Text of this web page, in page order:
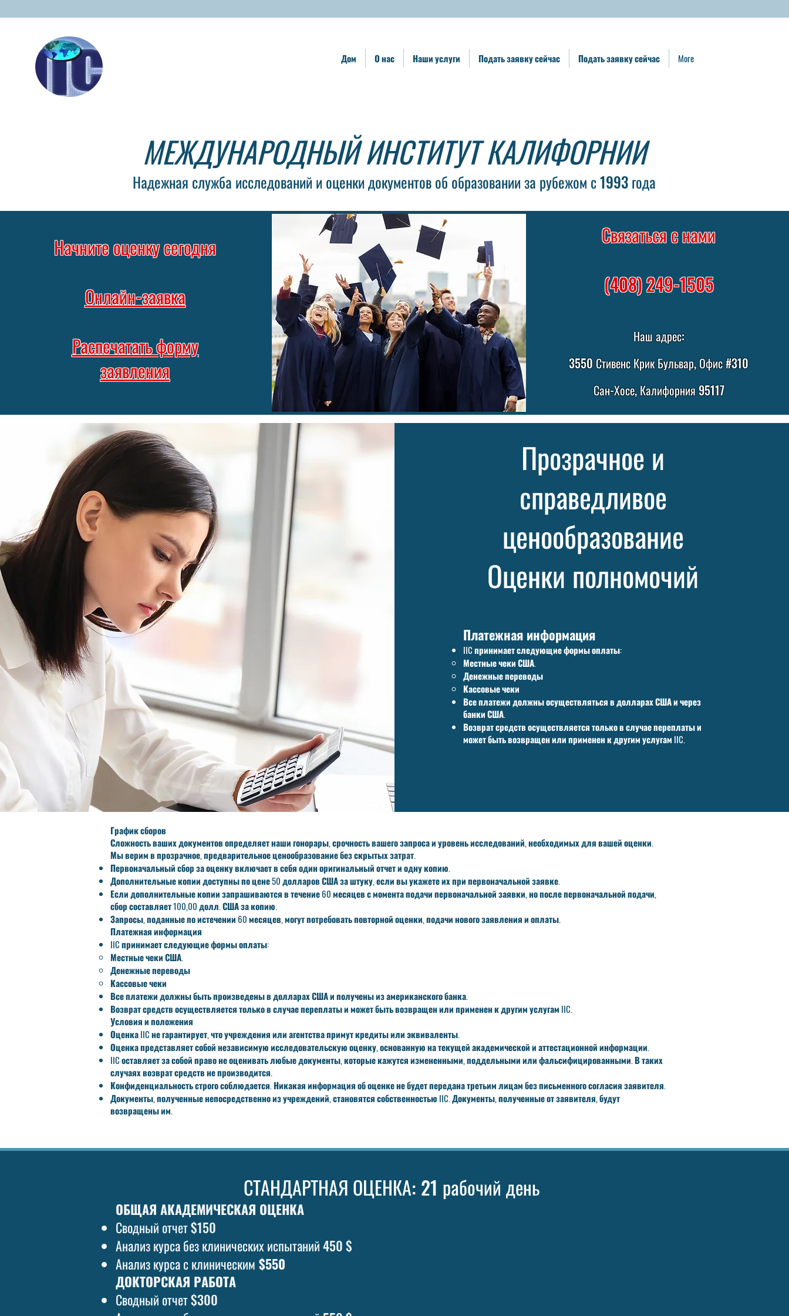
Дом О нас Наши услуги Подать заявку сейчас Подать заявку сейчас More
МЕЖДУНАРОДНЫЙ ИНСТИТУТ КАЛИФОРНИИ
Надежная служба исследований и оценки документов об образовании за рубежом с 1993 года
Начните оценку сегодня
Онлайн-заявка
Распечатать форму
заявления
Связаться с нами
(408) 249-1505
Наш адрес:
3550 Стивенс Крик Бульвар, Офис #310
Сан-Хосе, Калифорния 95117
Прозрачное и
справедливое
ценообразование
Оценки полномочий
Платежная информация
IIC принимает следующие формы оплаты:
Местные чеки США.
Денежные переводы
Кассовые чеки
Все платежи должны осуществляться в долларах США и через
банки США.
Возврат средств осуществляется только в случае переплаты и
может быть возвращен или применен к другим услугам IIC.
График сборов
Сложность ваших документов определяет наши гонорары, срочность вашего запроса и уровень исследований, необходимых для вашей оценки.
Мы верим в прозрачное, предварительное ценообразование без скрытых затрат.
Первоначальный сбор за оценку включает в себя один оригинальный отчет и одну копию.
Дополнительные копии доступны по цене 50 долларов США за штуку, если вы укажете их при первоначальной заявке.
Если дополнительные копии запрашиваются в течение 60 месяцев с момента подачи первоначальной заявки, но после первоначальной подачи,
сбор составляет 100,00 долл. США за копию.
Запросы, поданные по истечении 60 месяцев, могут потребовать повторной оценки, подачи нового заявления и оплаты.
Платежная информация
IIC принимает следующие формы оплаты:
Местные чеки США.
Денежные переводы
Кассовые чеки
Все платежи должны быть произведены в долларах США и получены из американского банка.
Возврат средств осуществляется только в случае переплаты и может быть возвращен или применен к другим услугам IIC.
Условия и положения
Оценка IIC не гарантирует, что учреждения или агентства примут кредиты или эквиваленты.
Оценка представляет собой независимую исследовательскую оценку, основанную на текущей академической и аттестационной информации.
IIC оставляет за собой право не оценивать любые документы, которые кажутся измененными, поддельными или фальсифицированными. В таких
случаях возврат средств не производится.
Конфиденциальность строго соблюдается. Никакая информация об оценке не будет передана третьим лицам без письменного согласия заявителя.
Документы, полученные непосредственно из учреждений, становятся собственностью IIC. Документы, полученные от заявителя, будут
возвращены им.
СТАНДАРТНАЯ ОЦЕНКА: 21 рабочий день
ОБЩАЯ АКАДЕМИЧЕСКАЯ ОЦЕНКА
Сводный отчет $150
Анализ курса без клинических испытаний 450 $
Анализ курса с клиническим $550
ДОКТОРСКАЯ РАБОТА
Сводный отчет $300